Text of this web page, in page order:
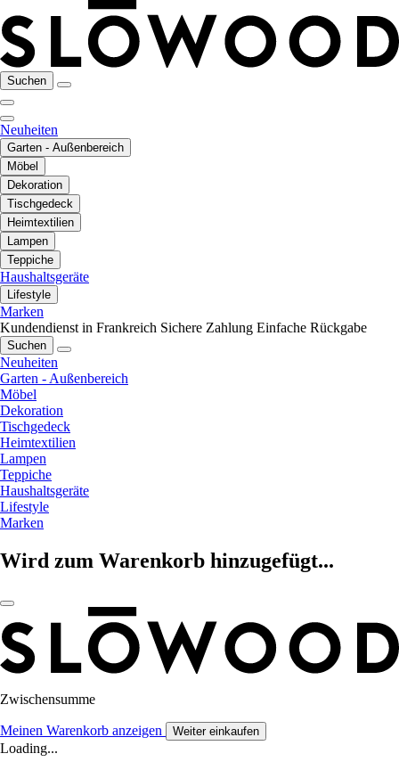
Suchen
Neuheiten
Garten - Außenbereich
Möbel
Dekoration
Tischgedeck
Heimtextilien
Lampen
Teppiche
Haushaltsgeräte
Lifestyle
Marken
Kundendienst in Frankreich Sichere Zahlung Einfache Rückgabe
Suchen
Neuheiten
Garten - Außenbereich
Möbel
Dekoration
Tischgedeck
Heimtextilien
Lampen
Teppiche
Haushaltsgeräte
Lifestyle
Marken
Wird zum Warenkorb hinzugefügt...
Zwischensumme
Meinen Warenkorb anzeigen Weiter einkaufen
Loading...